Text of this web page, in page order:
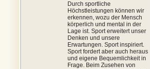
Durch sportliche
Höchstleistungen können wir
erkennen, wozu der Mensch
körperlich und mental in der
Lage ist. Sport erweitert unser
Denken und unsere
Erwartungen. Sport inspiriert.
Sport fordert aber auch heraus
und eigene Bequemlichkeit in
Frage. Beim Zusehen von